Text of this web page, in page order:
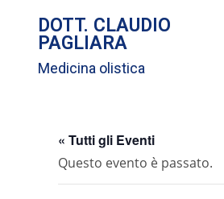
DOTT. CLAUDIO
PAGLIARA
Medicina olistica
« Tutti gli Eventi
Questo evento è passato.